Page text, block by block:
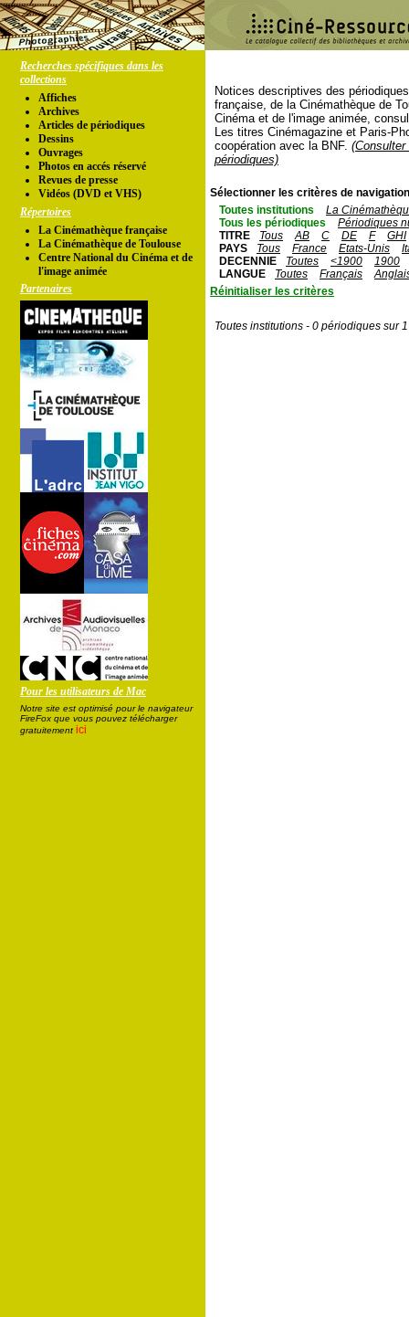
Recherches spécifiques dans les
collections
Affiches
Archives
Articles de périodiques
Dessins
Ouvrages
Photos en accés réservé
Revues de presse
Vidéos (DVD et VHS)
Répertoires
La Cinémathèque française
La Cinémathèque de Toulouse
Centre National du Cinéma et de
l'image animée
Partenaires
Pour les utilisateurs de Mac
Notre site est optimisé pour le navigateur
FireFox que vous pouvez télécharger
gratuitement ici
Notices descriptives des
française, de la Cinémathèque de
Cinéma et de l'image animée,
Les titres Cinémagazine et Paris-
coopération avec la BNF.
périodiques)
Sélectionner les critères de
Toutes institutions
La
Tous les périodiques
Périodiques
TITRE
Tous AB C DE F
GHI
PAYS
Tous France Etats-Unis
DECENNIE
Toutes <1900
1900
LANGUE
Toutes Français
Réinitialiser les critères
Toutes institutions - 0 périodiques sur